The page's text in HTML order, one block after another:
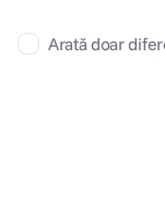
Arată doar